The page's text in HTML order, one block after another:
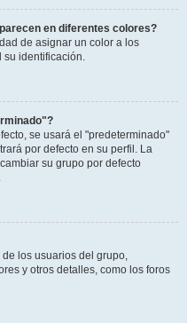
en diferentes colores?
de asignar un color a los
su identificación.
se usará el "predeterminado"
por defecto en su perfil. La
su grupo por defecto
los usuarios del grupo,
y otros detalles, como los foros